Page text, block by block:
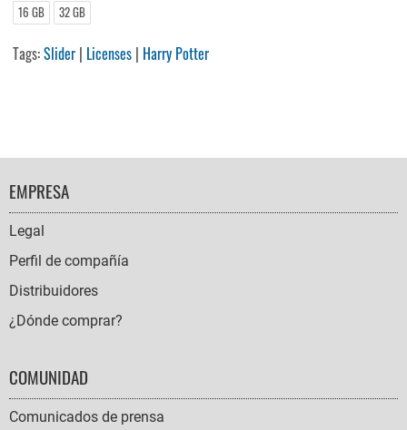
16 GB 32 GB
Tags:Slider | Licenses | Harry Potter
FOOTER
NAVIGATION
EMPRESA
Legal
Perfil de compañía
Distribuidores
¿Dónde comprar?
COMUNIDAD
Comunicados de prensa